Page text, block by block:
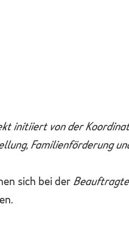
initiiert von der
Familienförderung
sich bei der